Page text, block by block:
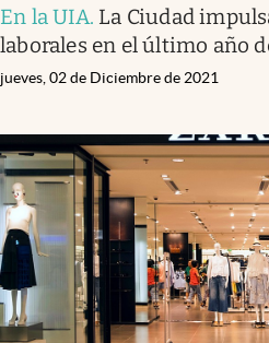
En la UIA. La Ciudad
laborales en el último año
jueves, 02 de Diciembre de 2021